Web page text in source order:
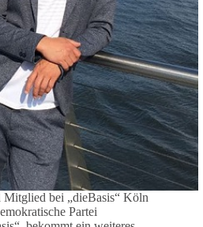
bei „dieBasis“ Köln
Partei